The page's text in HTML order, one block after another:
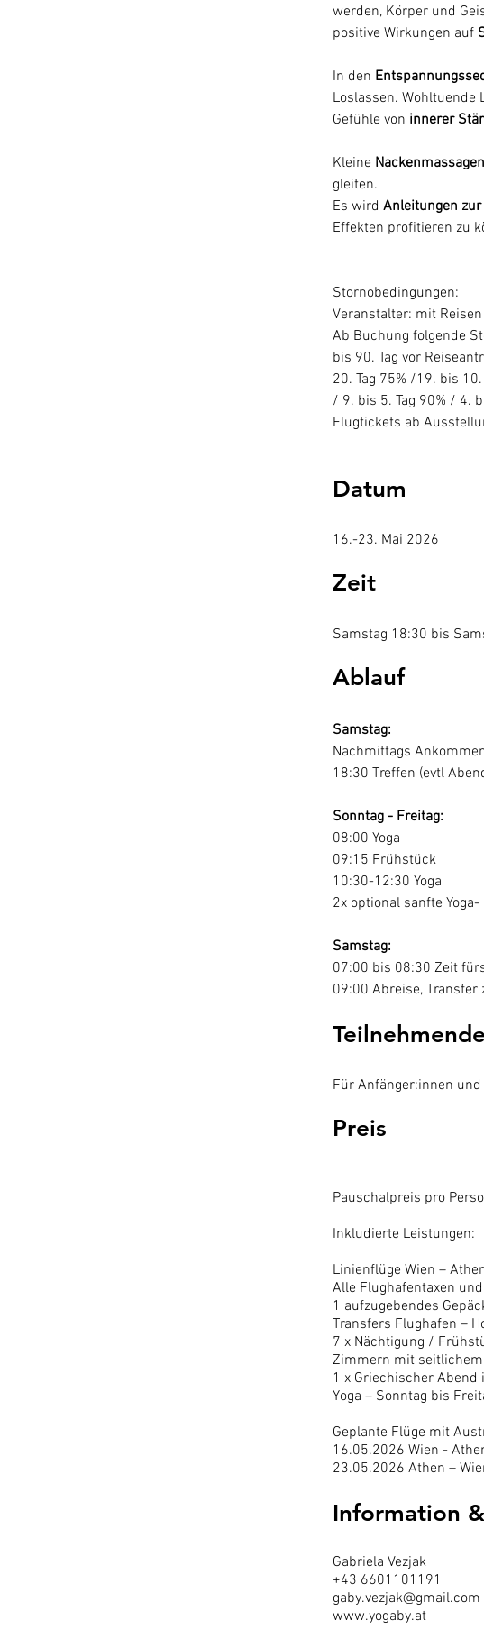
werden, Körper und
positive Wirkungen auf
In den
Loslassen. Wohltuende
Gefühle von innerer
Kleine Nackenmassagen
gleiten.
Es wird Anleitungen
Effekten profitieren zu
Stornobedingungen:
Veranstalter: mit
Ab Buchung folgende
bis 90. Tag vor
20. Tag 75% /19. bis
/ 9. bis 5. Tag 90% / 4.
Flugtickets ab
Datum
16.-23. Mai 2026
Zeit
Samstag 18:30 bis
Ablauf
Samstag:
Nachmittags
18:30 Treffen (evtl
Sonntag - Freitag:
08:00 Yoga
09:15 Frühstück
10:30-12:30 Yoga
2x optional sanfte
Samstag:
07:00 bis 08:30 Zeit
09:00 Abreise,
Teilnehmende
Für Anfänger:innen
Preis
Pauschalpreis pro
Inkludierte Leistungen:
Linienflüge Wien –
Alle Flughafentaxen
1 aufzugebendes
Transfers Flughafen –
7 x Nächtigung /
Zimmern mit
1 x Griechischer Abend
Yoga – Sonntag bis
Geplante Flüge mit
16.05.2026 Wien -
23.05.2026 Athen –
Information
Gabriela Vezjak
+43 6601101191
gaby.vezjak@gmail.com
www.yogaby.at